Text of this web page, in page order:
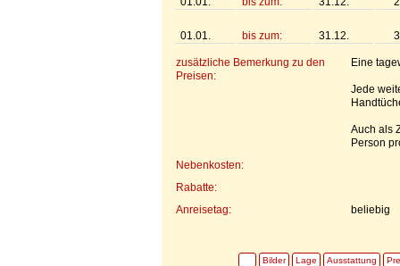
01.01. bis zum: 31.12.
zusätzliche Bemerkung zu den
Preisen:
Eine
Jede
Auch als
Person
Nebenkosten:
Rabatte:
Anreisetag:
beliebig
Bilder Lage Ausstattung